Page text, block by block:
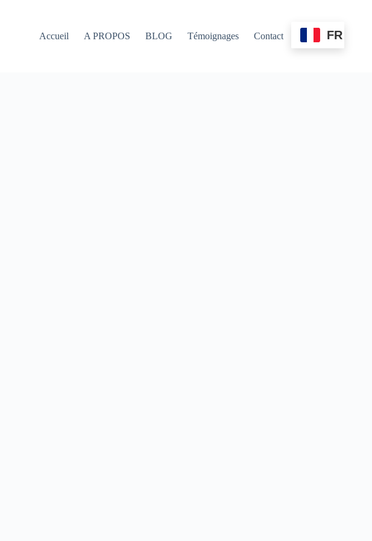
Accueil A PROPOS BLOG Témoignages Contact FR